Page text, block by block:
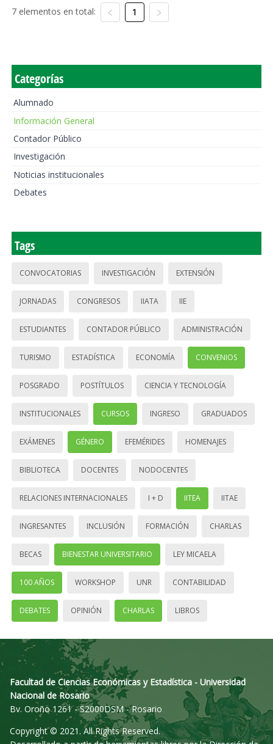
7 elementos en total: 1
Categorías
Alumnado
Información General
Contador Público
Investigación
Noticias institucionales
Debates
Tags
CONVOCATORIAS INVESTIGACIÓN EXTENSIÓN
JORNADAS CONGRESOS IIATA IIE
ESTUDIANTES CONTADOR PÚBLICO ADMINISTRACIÓN
TURISMO ESTADÍSTICA ECONOMÍA CONVENIOS
POSGRADO POSTÍTULOS CIENCIA Y TECNOLOGÍA
INSTITUCIONALES CURSOS INGRESO GRADUADOS
EXÁMENES GÉNERO EFEMÉRIDES HOMENAJES
BIBLIOTECA DOCENTES NODOCENTES
RELACIONES INTERNACIONALES I + D IITEA IITAE
INGRESANTES INCLUSIÓN FORMACIÓN CHARLAS
BECAS BIENESTAR UNIVERSITARIO LEY MICAELA
100 AÑOS WORKSHOP UNR CONTABILIDAD
DEBATES OPINIÓN CHARLAS LIBROS
Facultad de Ciencias Económicas y Estadística - Universidad
Nacional de Rosario
Bv. Oroño 1261 - S2000DSM - Rosario
Copyright © 2021. All Rights Reserved.